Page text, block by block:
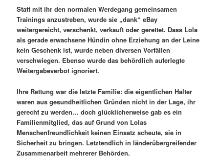
Statt mit ihr den normalen Werdegang gemeinsamen
Trainings anzustreben, wurde sie „dank“ eBay
weitergereicht, verschenkt, verkauft oder gerettet. Dass Lola
als gerade erwachsene Hündin ohne Erziehung an der Leine
kein Geschenk ist, wurde neben diversen Vorfällen
verschwiegen. Ebenso wurde das behördlich auferlegte
Weitergabeverbot ignoriert.
Ihre Rettung war die letzte Familie: die eigentlichen Halter
waren aus gesundheitlichen Gründen nicht in der Lage, ihr
gerecht zu werden… doch glücklicherweise gab es ein
Familienmitglied, das auf Grund von Lolas
Menschenfreundlichkeit keinen Einsatz scheute, sie in
Sicherheit zu bringen. Letztendlich in länderübergreifender
Zusammenarbeit mehrerer Behörden.